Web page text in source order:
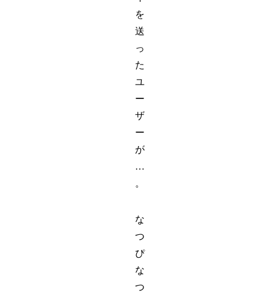
を
送
っ
た
ユ
ー
ザ
ー
が
…
。
な
つ
ぴ
な
つ